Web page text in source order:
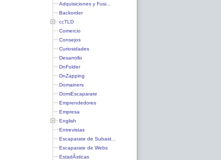
Adquisiciones y Fusi...
Backorder
ccTLD
Comercio
Consejos
Curiosidades
Desarrollo
DnFolder
DnZapping
Domainers
DomiEscaparate
Emprendedores
Empresa
English
Entrevistas
Escaparate de Subast...
Escaparate de Webs
EstadÃ­sticas